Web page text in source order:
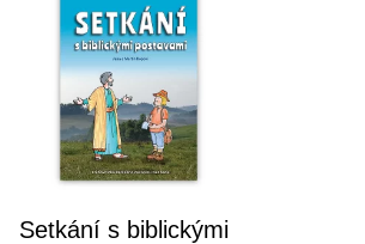
Setkání s biblickými